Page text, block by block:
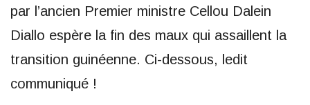
par l’ancien Premier ministre Cellou Dalein
Diallo espère la fin des maux qui assaillent la
transition guinéenne. Ci-dessous, ledit
communiqué !